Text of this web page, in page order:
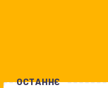
ОСТАННЄ